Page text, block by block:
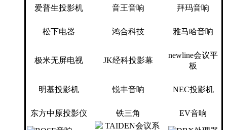
爱普生投影机 音王音响 拜玛音响
松下电器 鸿合科技 雅马哈音响
极米无屏电视 JK经科投影幕
newline会议平
板
明基投影机 锐丰音响 NEC投影机
东方中原投影仪 铁三角 EV音响